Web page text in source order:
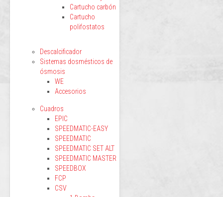
Cartucho carbón
Cartucho
polifostatos
Descalcificador
Sistemas dosmésticos de
ósmosis
WE
Accesorios
Cuadros
EPIC
SPEEDMATIC-EASY
SPEEDMATIC
SPEEDMATIC SET ALT
SPEEDMATIC MASTER
SPEEDBOX
FCP
CSV